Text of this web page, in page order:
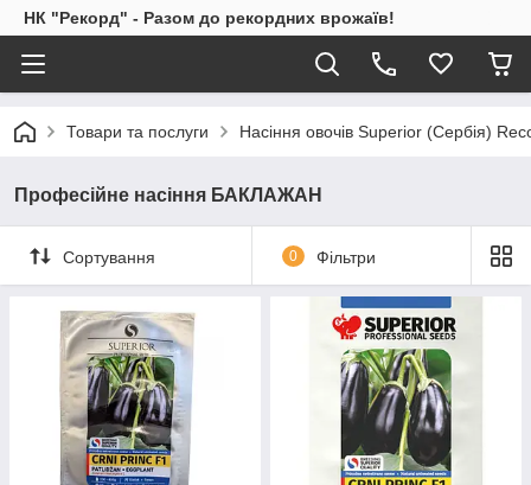
НК "Рекорд" - Разом до рекордних врожаїв!
Товари та послуги Насіння овочів Superior (Сербія)
Професійне насіння БАКЛАЖАН
Сортування 0 Фільтри